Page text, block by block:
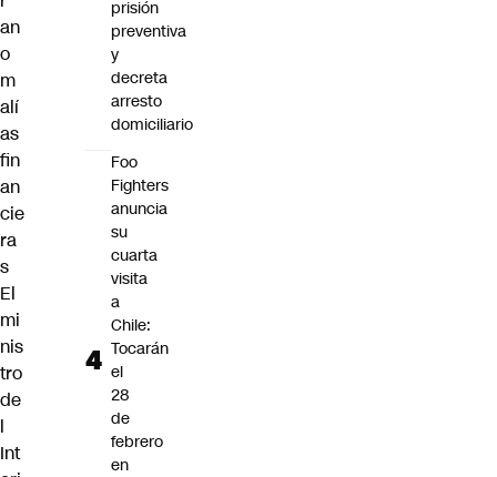
an
o
m
alí
as
fin
an
cie
ra
s
El
mi
nis
tro
de
l
Int
prisión
preventiva
y
decreta
arresto
domiciliario
Foo
Fighters
anuncia
su
cuarta
visita
a
Chile:
Tocarán
el
28
de
febrero
en